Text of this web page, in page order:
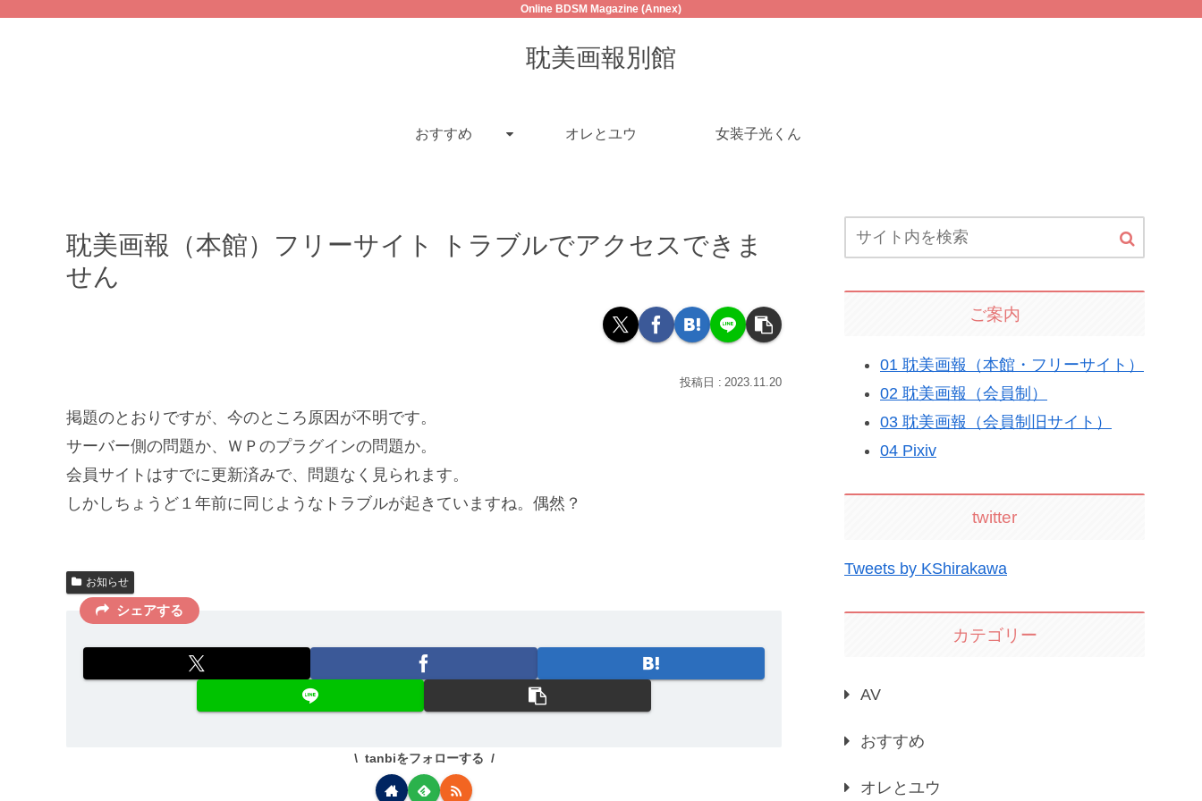
Online BDSM Magazine (Annex)
耽美画報別館
おすすめ オレとユウ 女装子光くん
耽美画報（本館）フリーサイト トラブルでアクセスできま
せん
2023.11.20
掲題のとおりですが、今のところ原因が不明です。
サーバー側の問題か、ＷＰのプラグインの問題か。
会員サイトはすでに更新済みで、問題なく見られます。
しかしちょうど１年前に同じようなトラブルが起きていますね。偶然？
お知らせ
シェアする
tanbiをフォローする
ご案内
01 耽美画報（本館・フリーサイト）
02 耽美画報（会員制）
03 耽美画報（会員制旧サイト）
04 Pixiv
twitter
Tweets by KShirakawa
カテゴリー
AV
おすすめ
オレとユウ